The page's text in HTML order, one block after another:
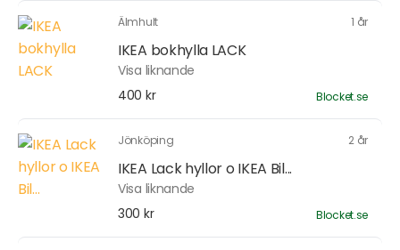
Älmhult 1 år
IKEA bokhylla LACK
Visa liknande
400 kr
Blocket.se
Jönköping 2 år
IKEA Lack hyllor o IKEA Bil...
Visa liknande
300 kr
Blocket.se